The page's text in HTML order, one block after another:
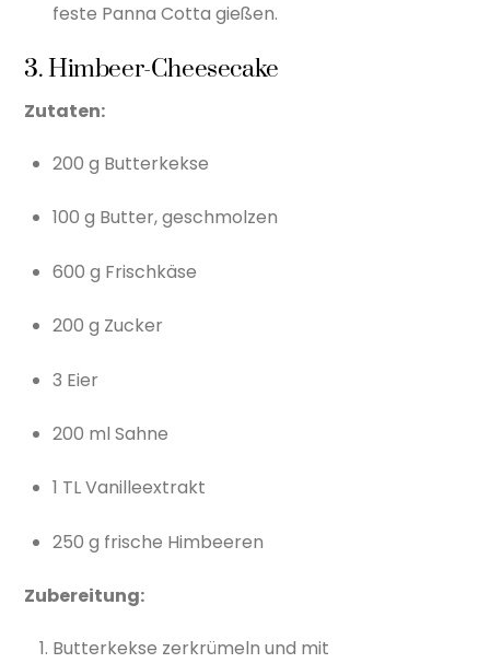
feste Panna Cotta gießen.
3. Himbeer-Cheesecake
Zutaten:
200 g Butterkekse
100 g Butter, geschmolzen
600 g Frischkäse
200 g Zucker
3 Eier
200 ml Sahne
1 TL Vanilleextrakt
250 g frische Himbeeren
Zubereitung:
Butterkekse zerkrümeln und mit